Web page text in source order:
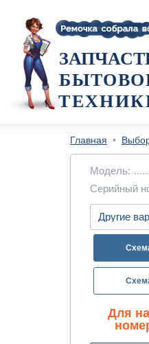
Главная •
Модель:
Серийный
Для